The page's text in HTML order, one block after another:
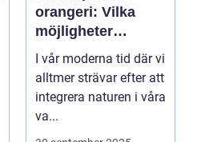
orangeri: Vilka
möjligheter
erbjuder det?
I vår moderna tid där vi
alltmer strävar efter att
integrera naturen i våra
va...